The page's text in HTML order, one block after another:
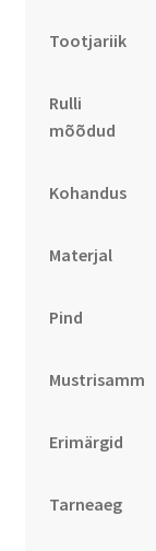
Tootjariik
Rulli
mõõdud
Kohandus
Materjal
Pind
Mustrisamm
Erimärgid
Tarneaeg